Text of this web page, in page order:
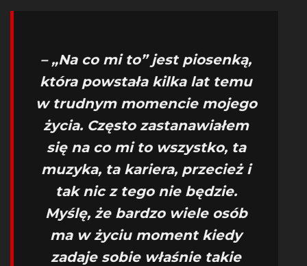
– „Na co mi to” jest piosenką,
która powstała kilka lat temu
w trudnym momencie mojego
życia. Często zastanawiałem
się na co mi to wszystko, ta
muzyka, ta kariera, przecież i
tak nic z tego nie będzie.
Myślę, że bardzo wiele osób
ma w życiu moment kiedy
zadaje sobie właśnie takie